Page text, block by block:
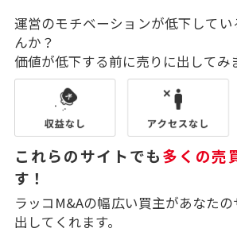
運営のモチベーションが低下して
んか？
価値が低下する前に売りに出してみ
これらのサイトでも多くの売
す！
ラッコM&Aの幅広い買主があなた
出してくれます。